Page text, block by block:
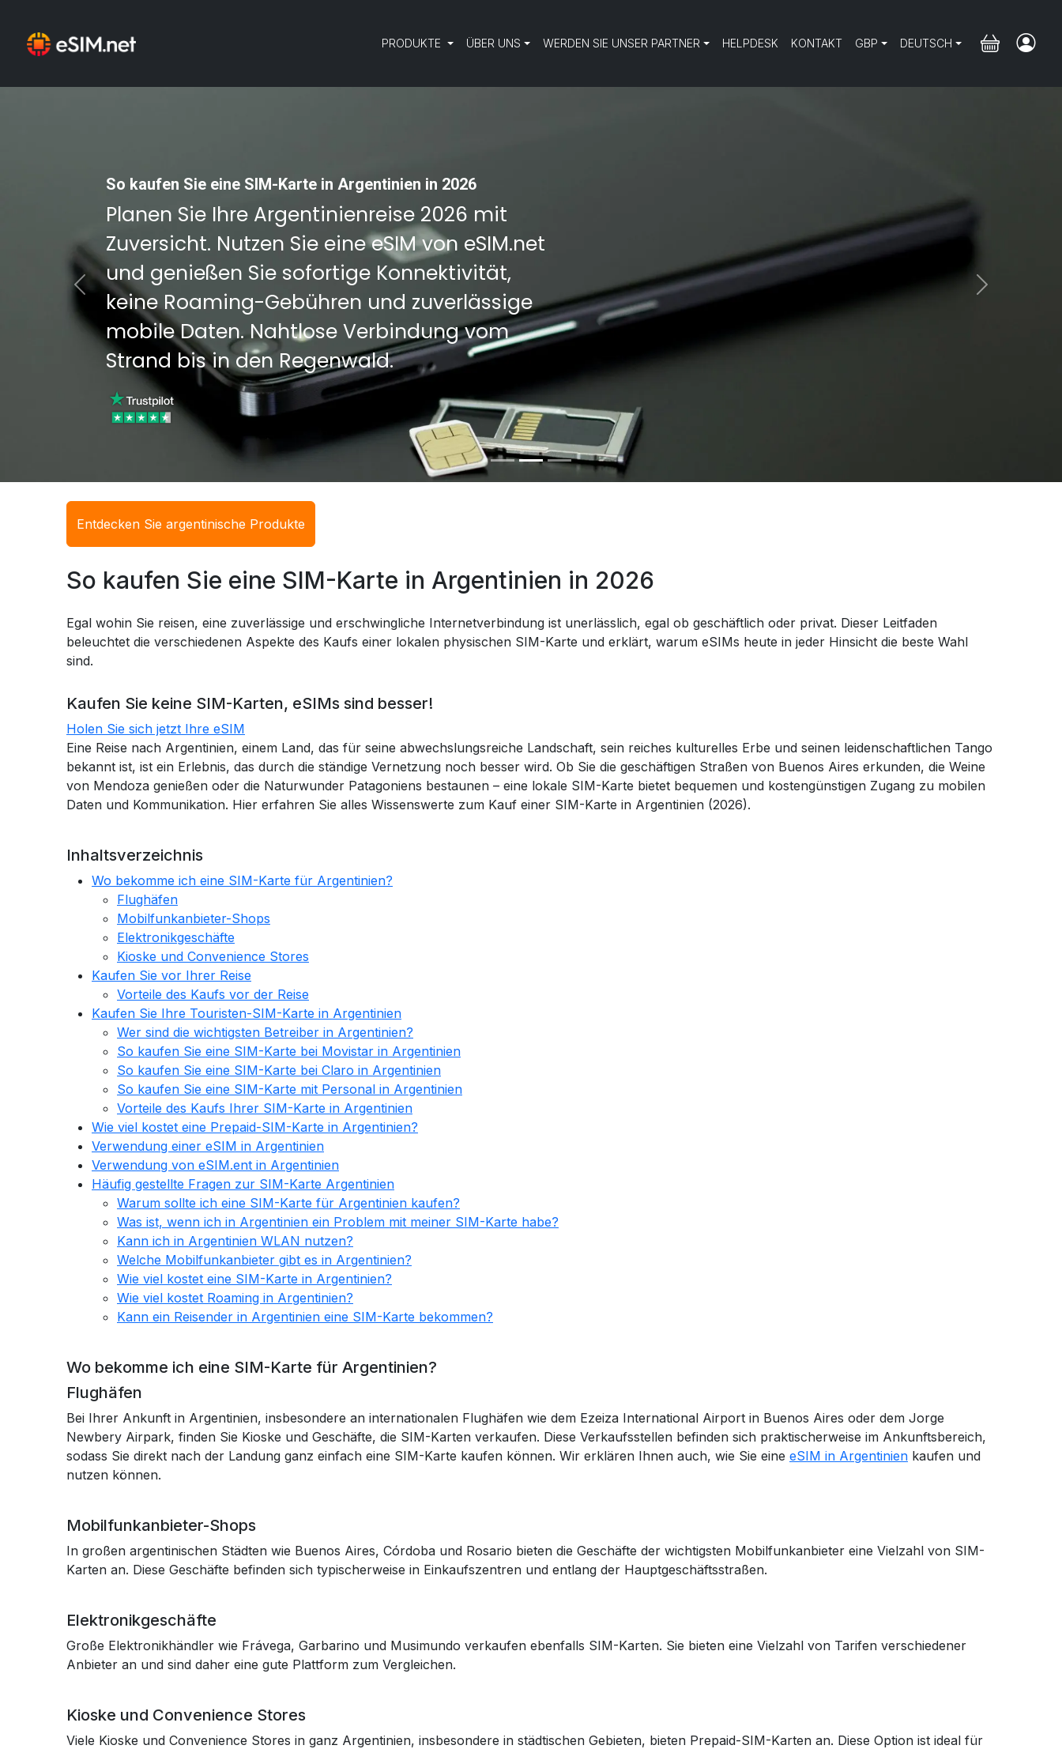
PRODUKTE ÜBER UNS WERDEN SIE UNSER PARTNER HELPDESK KONTAKT GBP DEUTSCH
So kaufen Sie eine SIM-Karte in Argentinien in 2026
Planen Sie Ihre Argentinienreise 2026 mit
Zuversicht. Nutzen Sie eine eSIM von eSIM.net
und genießen Sie sofortige Konnektivität,
keine Roaming-Gebühren und zuverlässige
mobile Daten. Nahtlose Verbindung vom
Strand bis in den Regenwald.
Previous Next
Entdecken Sie argentinische Produkte
So kaufen Sie eine SIM-Karte in Argentinien in 2026
Egal wohin Sie reisen, eine zuverlässige und erschwingliche Internetverbindung ist unerlässlich, egal ob geschäftlich oder privat. Dieser Leitfaden
beleuchtet die verschiedenen Aspekte des Kaufs einer lokalen physischen SIM-Karte und erklärt, warum eSIMs heute in jeder Hinsicht die beste Wahl
sind.
Kaufen Sie keine SIM-Karten, eSIMs sind besser!
Holen Sie sich jetzt Ihre eSIM
Eine Reise nach Argentinien, einem Land, das für seine abwechslungsreiche Landschaft, sein reiches kulturelles Erbe und seinen leidenschaftlichen Tango
bekannt ist, ist ein Erlebnis, das durch die ständige Vernetzung noch besser wird. Ob Sie die geschäftigen Straßen von Buenos Aires erkunden, die Weine
von Mendoza genießen oder die Naturwunder Patagoniens bestaunen – eine lokale SIM-Karte bietet bequemen und kostengünstigen Zugang zu mobilen
Daten und Kommunikation. Hier erfahren Sie alles Wissenswerte zum Kauf einer SIM-Karte in Argentinien (2026).
Inhaltsverzeichnis
Wo bekomme ich eine SIM-Karte für Argentinien?
Flughäfen
Mobilfunkanbieter-Shops
Elektronikgeschäfte
Kioske und Convenience Stores
Kaufen Sie vor Ihrer Reise
Vorteile des Kaufs vor der Reise
Kaufen Sie Ihre Touristen-SIM-Karte in Argentinien
Wer sind die wichtigsten Betreiber in Argentinien?
So kaufen Sie eine SIM-Karte bei Movistar in Argentinien
So kaufen Sie eine SIM-Karte bei Claro in Argentinien
So kaufen Sie eine SIM-Karte mit Personal in Argentinien
Vorteile des Kaufs Ihrer SIM-Karte in Argentinien
Wie viel kostet eine Prepaid-SIM-Karte in Argentinien?
Verwendung einer eSIM in Argentinien
Verwendung von eSIM.ent in Argentinien
Häufig gestellte Fragen zur SIM-Karte Argentinien
Warum sollte ich eine SIM-Karte für Argentinien kaufen?
Was ist, wenn ich in Argentinien ein Problem mit meiner SIM-Karte habe?
Kann ich in Argentinien WLAN nutzen?
Welche Mobilfunkanbieter gibt es in Argentinien?
Wie viel kostet eine SIM-Karte in Argentinien?
Wie viel kostet Roaming in Argentinien?
Kann ein Reisender in Argentinien eine SIM-Karte bekommen?
Wo bekomme ich eine SIM-Karte für Argentinien?
Flughäfen
Bei Ihrer Ankunft in Argentinien, insbesondere an internationalen Flughäfen wie dem Ezeiza International Airport in Buenos Aires oder dem Jorge
Newbery Airpark, finden Sie Kioske und Geschäfte, die SIM-Karten verkaufen. Diese Verkaufsstellen befinden sich praktischerweise im Ankunftsbereich,
sodass Sie direkt nach der Landung ganz einfach eine SIM-Karte kaufen können. Wir erklären Ihnen auch, wie Sie eine eSIM in Argentinien kaufen und
nutzen können.
Mobilfunkanbieter-Shops
In großen argentinischen Städten wie Buenos Aires, Córdoba und Rosario bieten die Geschäfte der wichtigsten Mobilfunkanbieter eine Vielzahl von SIM-
Karten an. Diese Geschäfte befinden sich typischerweise in Einkaufszentren und entlang der Hauptgeschäftsstraßen.
Elektronikgeschäfte
Große Elektronikhändler wie Frávega, Garbarino und Musimundo verkaufen ebenfalls SIM-Karten. Sie bieten eine Vielzahl von Tarifen verschiedener
Anbieter an und sind daher eine gute Plattform zum Vergleichen.
Kioske und Convenience Stores
Viele Kioske und Convenience Stores in ganz Argentinien, insbesondere in städtischen Gebieten, bieten Prepaid-SIM-Karten an. Diese Option ist ideal für